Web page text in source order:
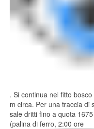
. Si continua nel fitto
m circa. Per una traccia di
sale dritti fino a quota
(palina di ferro, 2:00 ore